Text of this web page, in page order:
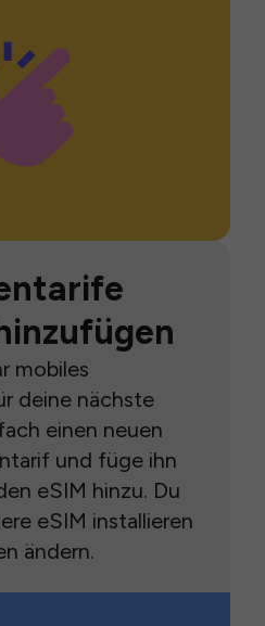
mobiles
deine nächste
einen neuen
und füge ihn
eSIM hinzu. Du
eSIM installieren
ändern.